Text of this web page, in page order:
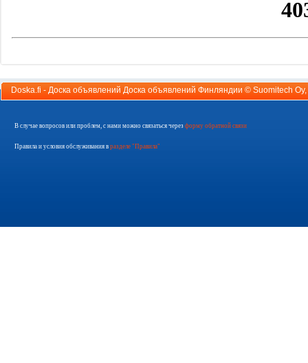
Doska.fi - Доска объявлений Доска объявлений Финляндии © Suomitech Oy
В случае вопросов или проблем, с нами можно связаться через форму обратной связи
Правила и условия обслуживания в разделе "Правила"